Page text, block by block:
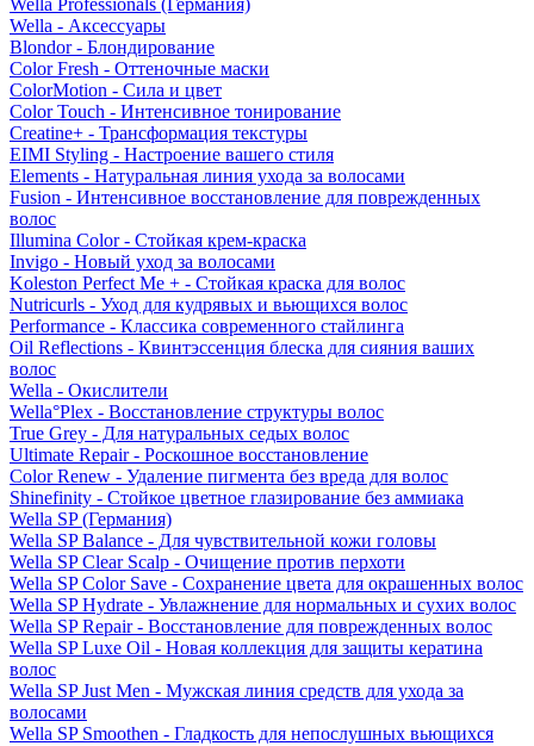
Wella Professionals (Германия)
Wella - Аксессуары
Blondor - Блондирование
Color Fresh - Оттеночные маски
ColorMotion - Сила и цвет
Color Touch - Интенсивное тонирование
Creatine+ - Трансформация текстуры
EIMI Styling - Настроение вашего стиля
Elements - Натуральная линия ухода за волосами
Fusion - Интенсивное восстановление для поврежденных
волос
Illumina Color - Стойкая крем-краска
Invigo - Новый уход за волосами
Koleston Perfect Me + - Стойкая краска для волос
Nutricurls - Уход для кудрявых и вьющихся волос
Performance - Классика современного стайлинга
Oil Reflections - Квинтэссенция блеска для сияния ваших
волос
Wella - Окислители
Wella°Plex - Восстановление структуры волос
True Grey - Для натуральных седых волос
Ultimate Repair - Роскошное восстановление
Color Renew - Удаление пигмента без вреда для волос
Shinefinity - Стойкое цветное глазирование без аммиака
Wella SP (Германия)
Wella SP Balance - Для чувствительной кожи головы
Wella SP Clear Scalp - Очищение против перхоти
Wella SP Color Save - Сохранение цвета для окрашенных волос
Wella SP Hydrate - Увлажнение для нормальных и сухих волос
Wella SP Repair - Восстановление для поврежденных волос
Wella SP Luxe Oil - Новая коллекция для защиты кератина
волос
Wella SP Just Men - Мужская линия средств для ухода за
волосами
Wella SP Smoothen - Гладкость для непослушных вьющихся